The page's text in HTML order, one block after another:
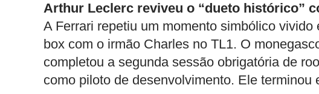
Arthur Leclerc reviveu o “dueto histórico”
A Ferrari repetiu um momento simbólico
box com o irmão Charles no TL1. O
completou a segunda sessão obrigatória de
como piloto de desenvolvimento. Ele terminou